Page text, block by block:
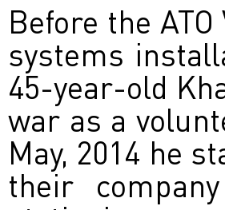
Before the
systems
45-year-old
war as a
May, 2014 he
their